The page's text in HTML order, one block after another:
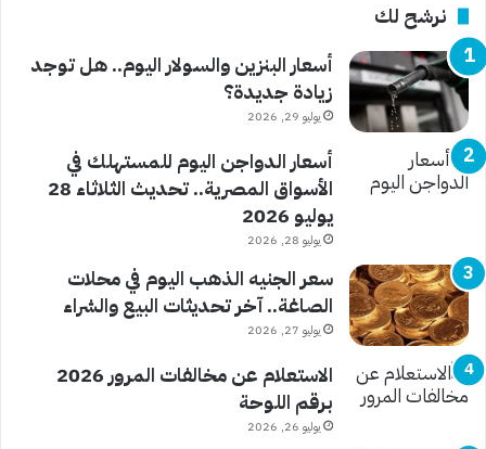
نرشح لك
أسعار البنزين والسولار اليوم.. هل توجد
زيادة جديدة؟
يوليو 29, 2026
أسعار الدواجن اليوم للمستهلك في
الأسواق المصرية.. تحديث الثلاثاء 28
يوليو 2026
يوليو 28, 2026
سعر الجنيه الذهب اليوم في محلات
الصاغة.. آخر تحديثات البيع والشراء
يوليو 27, 2026
الاستعلام عن مخالفات المرور 2026
برقم اللوحة
يوليو 26, 2026